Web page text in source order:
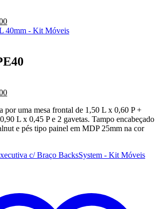
O
preço
R$950,00.
O
atual
é:
R$950,00.
por uma mesa frontal de 1,50 L x 0,60 P +
L x 0,45 P e 2 gavetas. Tampo encabeçado
e pés tipo painel em MDP 25mm na cor